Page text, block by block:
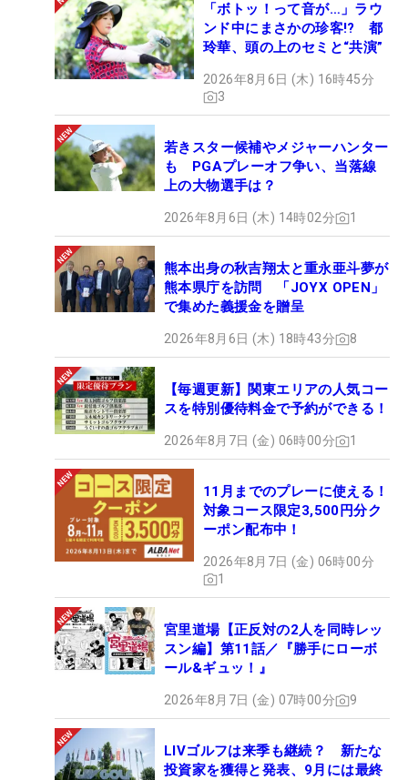
「ボトッ！って音が…」ラウ
ンド中にまさかの珍客!? 都
玲華、頭の上のセミと“共演”
2026年8月6日 (木) 16時45分
3
若きスター候補やメジャーハンター
も PGAプレーオフ争い、当落線
上の大物選手は？
2026年8月6日 (木) 14時02分 1
熊本出身の秋吉翔太と重永亜斗夢が
熊本県庁を訪問 「JOYX OPEN」
で集めた義援金を贈呈
2026年8月6日 (木) 18時43分 8
【毎週更新】関東エリアの人気コー
スを特別優待料金で予約ができる！
2026年8月7日 (金) 06時00分 1
11月までのプレーに使える！
対象コース限定3,500円分ク
ーポン配布中！
2026年8月7日 (金) 06時00分
1
宮里道場【正反対の2人を同時レッ
スン編】第11話／『勝手にローボ
ール&ギュッ！』
2026年8月7日 (金) 07時00分 9
LIVゴルフは来季も継続？ 新たな
投資家を獲得と発表、9月には最終